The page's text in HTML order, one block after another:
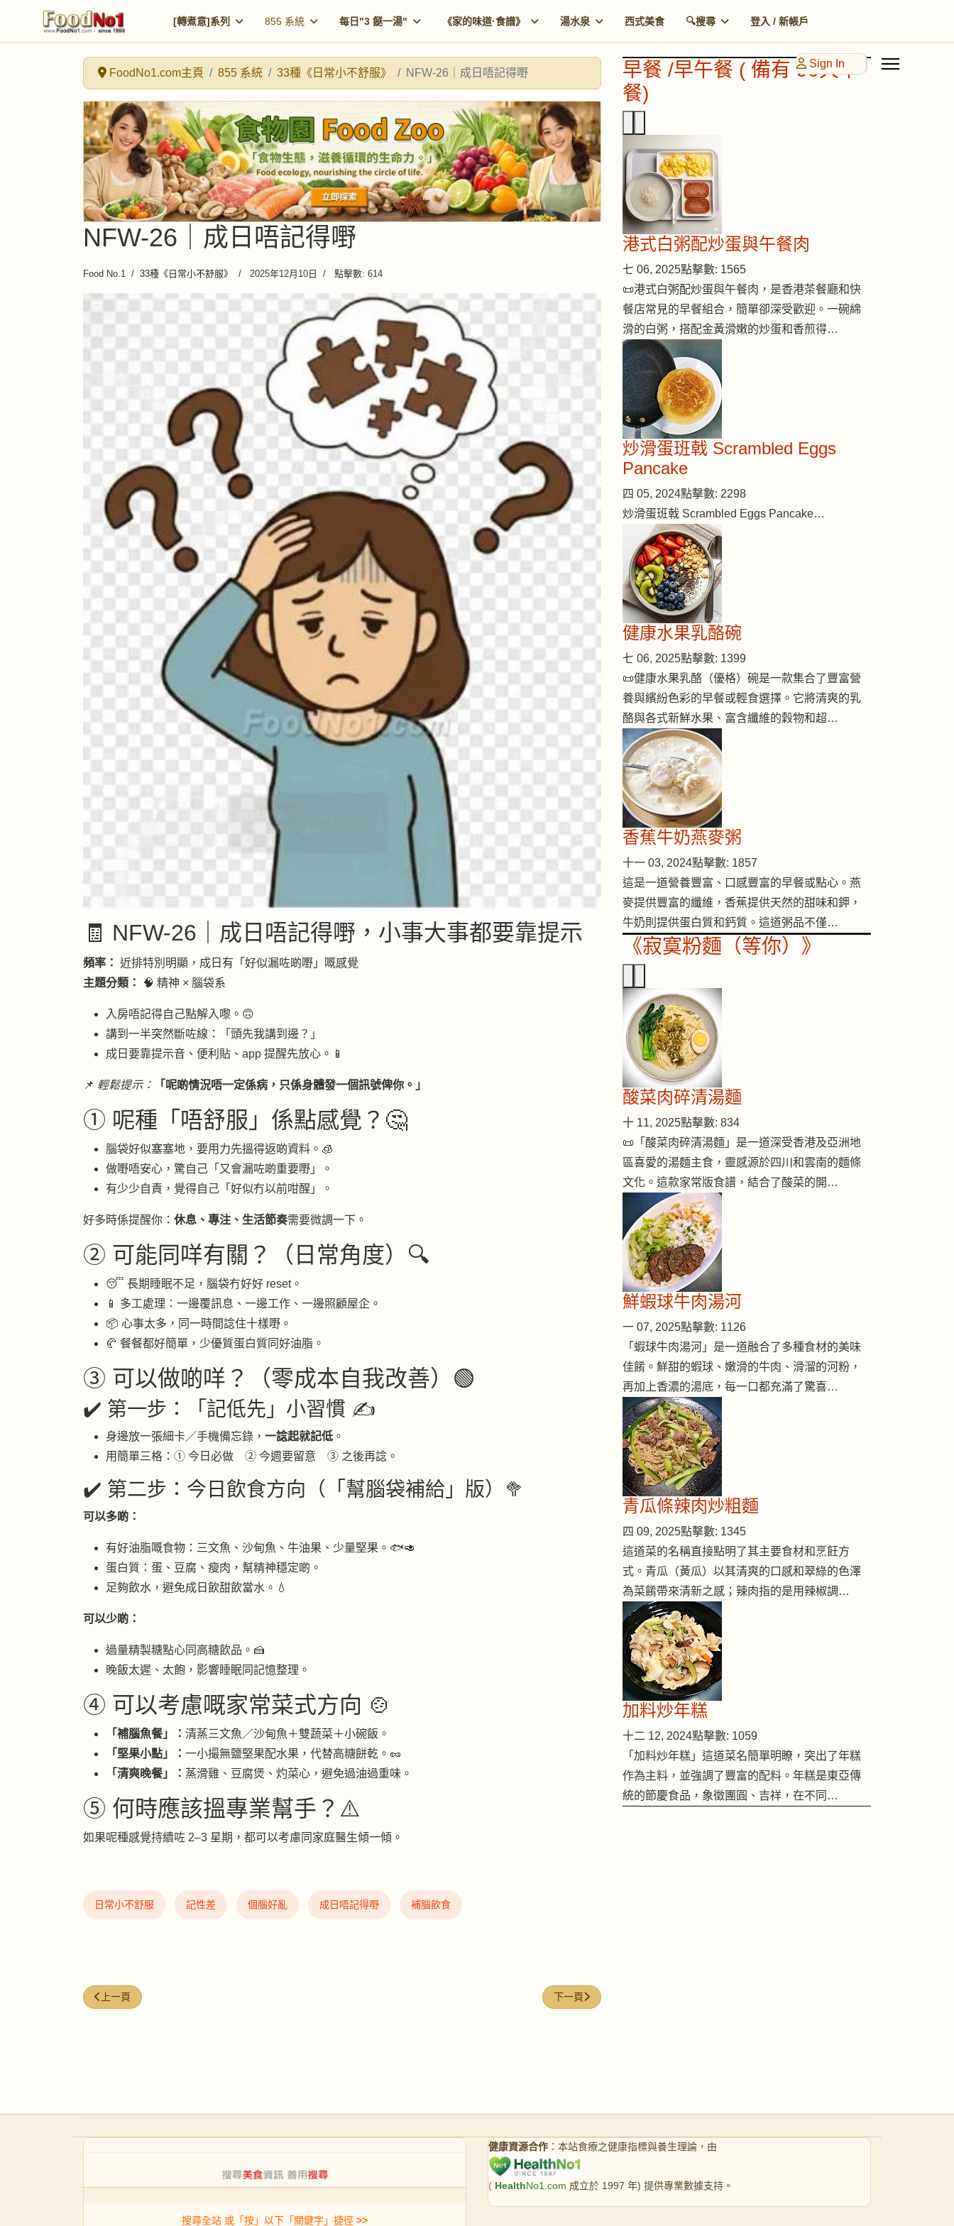
[轉煮意]系列 855 系統 每日"3 餸一湯" 《家的味道·食譜》 湯水泉 西式美食 🔍搜尋 登入 / 新帳戶
Sign In
FoodNo1.com主頁 855 系統 33種《日常小不舒服》 NFW-26｜成日唔記得嘢
NFW-26｜成日唔記得嘢
Food No.1 33種《日常小不舒服》 2025年12月10日 點擊數: 614
🧾 NFW-26｜成日唔記得嘢，小事大事都要靠提示
頻率： 近排特別明顯，成日有「好似漏咗啲嘢」嘅感覺
主題分類：
🧠 精神 × 腦袋系
入房唔記得自己點解入嚟。🙃
講到一半突然斷咗線：「頭先我講到邊？」
成日要靠提示音、便利貼、app 提醒先放心。📱
📌 輕鬆提示： 「呢啲情況唔一定係病，只係身體發一個訊號俾你。」
① 呢種「唔舒服」係點感覺？🤔
腦袋好似塞塞地，要用力先搵得返啲資料。🧊
做嘢唔安心，驚自己「又會漏咗啲重要嘢」。
有少少自責，覺得自己「好似冇以前咁醒」。
好多時係提醒你： 休息、專注、生活節奏需要微調一下。
② 可能同咩有關？（日常角度）🔍
😴 長期睡眠不足，腦袋冇好好 reset。
📱 多工處理：一邊覆訊息、一邊工作、一邊照顧屋企。
📦 心事太多，同一時間諗住十樣嘢。
🥐 餐餐都好簡單，少優質蛋白質同好油脂。
③ 可以做啲咩？（零成本自我改善）🟢
✔️ 第一步：「記低先」小習慣 ✍️
身邊放一張細卡／手機備忘錄， 一諗起就記低 。
用簡單三格：① 今日必做 ② 今週要留意 ③ 之後再諗。
✔️ 第二步：今日飲食方向（「幫腦袋補給」版）🥦
可以多啲：
有好油脂嘅食物：三文魚、沙甸魚、牛油果、少量堅果。🐟🥑
蛋白質：蛋、豆腐、瘦肉，幫精神穩定啲。
足夠飲水，避免成日飲甜飲當水。💧
可以少啲：
過量精製糖點心同高糖飲品。🍰
晚飯太遲、太飽，影響睡眠同記憶整理。
④ 可以考慮嘅家常菜式方向 🍲
「補腦魚餐」： 清蒸三文魚／沙甸魚＋雙蔬菜＋小碗飯。
「堅果小點」： 一小撮無鹽堅果配水果，代替高糖餅乾。🥜
「清爽晚餐」： 蒸滑雞、豆腐煲、灼菜心，避免過油過重味。
⑤ 何時應該搵專業幫手？⚠️
如果呢種感覺持續咗 2–3 星期，都可以考慮同家庭醫生傾一傾。
日常小不舒服 記性差 個腦好亂 成日唔記得嘢 補腦飲食
上一篇文章: NFW-27｜腦霧朦朦／成日好似未醒
上一頁 下一篇文章: NFW-25｜壓力頂到上心口／成日好似唔夠氣
下一頁
早餐 /早午餐 ( 備有 90天早
餐)
港式白粥配炒蛋與午餐肉
七 06, 2025點擊數: 1565
📜港式白粥配炒蛋與午餐肉，是香港茶餐廳和快
餐店常見的早餐組合，簡單卻深受歡迎。一碗綿
滑的白粥，搭配金黃滑嫩的炒蛋和香煎得…
炒滑蛋班戟 Scrambled Eggs
Pancake
四 05, 2024點擊數: 2298
炒滑蛋班戟 Scrambled Eggs Pancake…
健康水果乳酪碗
七 06, 2025點擊數: 1399
📜健康水果乳酪（優格）碗是一款集合了豐富營
養與繽紛色彩的早餐或輕食選擇。它將清爽的乳
酪與各式新鮮水果、富含纖維的穀物和超…
香蕉牛奶燕麥粥
十一 03, 2024點擊數: 1857
這是一道營養豐富、口感豐富的早餐或點心。燕
麥提供豐富的纖維，香蕉提供天然的甜味和鉀，
牛奶則提供蛋白質和鈣質。這道粥品不僅…
《寂寞粉麵（等你）》
酸菜肉碎清湯麵
十 11, 2025點擊數: 834
📜「酸菜肉碎清湯麵」是一道深受香港及亞洲地
區喜愛的湯麵主食，靈感源於四川和雲南的麵條
文化。這款家常版食譜，結合了酸菜的開…
鮮蝦球牛肉湯河
一 07, 2025點擊數: 1126
「蝦球牛肉湯河」是一道融合了多種食材的美味
佳餚。鮮甜的蝦球、嫩滑的牛肉、滑溜的河粉，
再加上香濃的湯底，每一口都充滿了驚喜…
青瓜條辣肉炒粗麵
四 09, 2025點擊數: 1345
這道菜的名稱直接點明了其主要食材和烹飪方
式。青瓜（黃瓜）以其清爽的口感和翠綠的色澤
為菜餚帶來清新之感；辣肉指的是用辣椒調…
加料炒年糕
十二 12, 2024點擊數: 1059
「加料炒年糕」這道菜名簡單明瞭，突出了年糕
作為主料，並強調了豐富的配料。年糕是東亞傳
統的節慶食品，象徵團圓、吉祥，在不同…
搜尋全站 或「按」以下「關鍵字」捷徑 >>
健康資源合作 ：本站食療之健康指標與養生理論，由
( HealthNo1.com 成立於 1997 年) 提供專業數據支持。